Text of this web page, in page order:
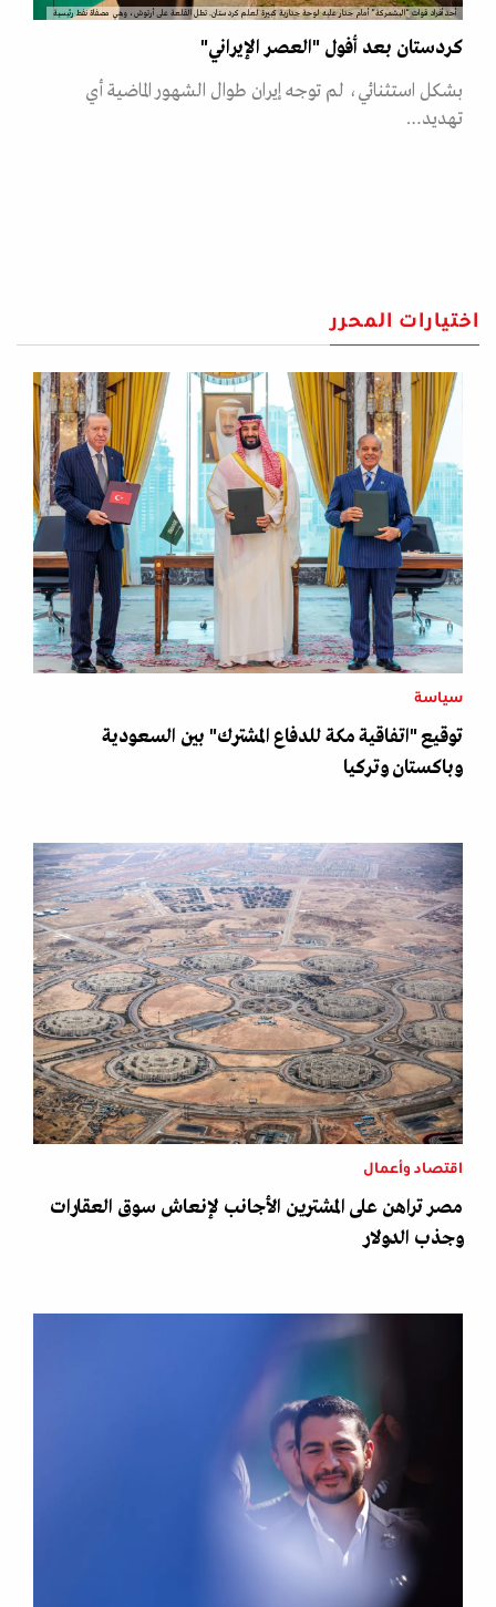
أحد أفراد قوات "البشمركة" أمام جدار عليه لوحة جدارية كبيرة لعلم كردستان. تطل القلعة على أرتوش، وهي مصفاة نفط رئيسية
كردستان بعد أفول "العصر الإيراني"
بشكل استثنائي، لم توجه إيران طوال الشهور الماضية أي
تهديد…
اختيارات المحرر
سياسة
توقيع "اتفاقية مكة للدفاع المشترك" بين السعودية
وباكستان وتركيا
اقتصاد وأعمال
مصر تراهن على المشترين الأجانب لإنعاش سوق العقارات
وجذب الدولار